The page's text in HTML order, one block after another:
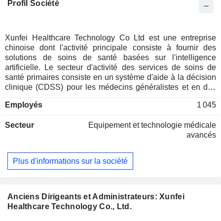
Anciens Dirigeants et Administrateurs: Xunfei
Healthcare Technology Co., Ltd.
Profil Société
Xunfei Healthcare Technology Co Ltd est une entreprise
chinoise dont l'activité principale consiste à fournir des
solutions de soins de santé basées sur l'intelligence
artificielle. Le secteur d'activité des services de soins de
santé primaires consiste en un système d'aide à la décision
clinique (CDSS) pour les médecins généralistes et en des
services hospitaliers comprend des solutions d'hôpitaux
services aux patients comprend la plateforme de gestion
après la sortie de l'hôpital (y compris l'application Xunfei
médicale en nuage et l'appareil médical. Le secteur
d'activité des solutions régionales de soins de santé
médicale. L'entreprise exerce principalement ses activités
sur le marché national.
Employés 1 045
Secteur
Equipement et technologie médicale
avancés
Plus d'informations sur la société